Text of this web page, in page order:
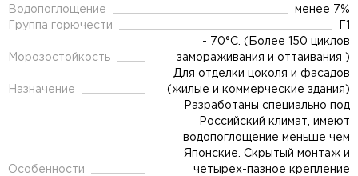
Водопоглощение
менее 7%
Группа горючести
Морозостойкость
- 70°C. (Более 150 циклов
замораживания и оттаивания )
Назначение
Для отделки цоколя и фасадов
(жилые и коммерческие здания)
Особенности
Разработаны специально под
Российский климат, имеют
водопоглощение меньше чем
Японские. Скрытый монтаж и
четырех-пазное крепление